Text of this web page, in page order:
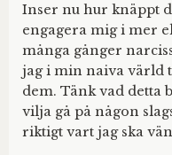
Inser nu hur knäppt
engagera mig i mer
många gånger
jag i min naiva värld
dem. Tänk vad detta
vilja gå på någon
riktigt vart jag ska